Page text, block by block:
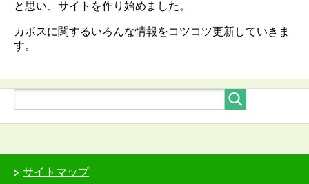
と思い、サイトを作り始めました。
カボスに関するいろんな情報をコツコツ更新していきま
す。
サイトマップ